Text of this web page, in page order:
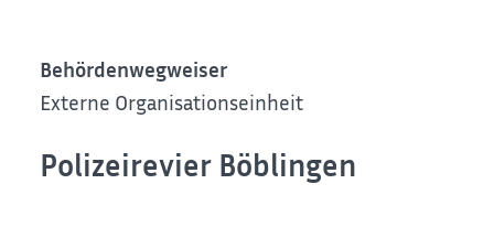
Behördenwegweiser
Externe Organisationseinheit
Polizeirevier Böblingen